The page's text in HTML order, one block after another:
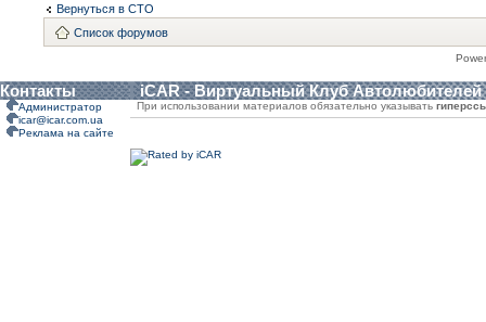
Вернуться в СТО
Список форумов
Контакты iCAR - Виртуальный Клуб Автолюбителей
Администратор
icar@icar.com.ua
Реклама на сайте
При использовании материалов обязательно указывать